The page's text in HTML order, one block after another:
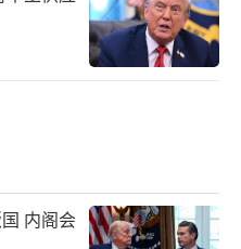
国制造业。
政策，不仅仅针对加
对全世界，日本、韩
内阁会